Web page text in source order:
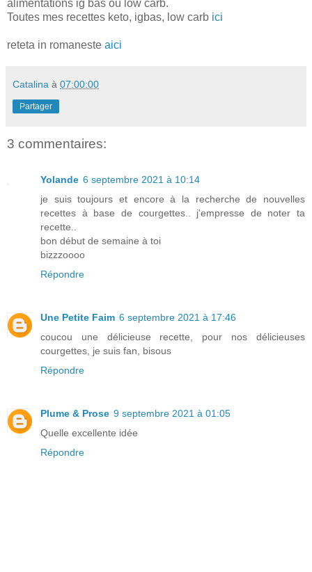
alimentations ig bas ou low carb.
Toutes mes recettes keto, igbas, low carb ici
reteta in romaneste aici
Catalina à 07:00:00
Partager
3 commentaires:
Yolande 6 septembre 2021 à 10:14
je suis toujours et encore à la recherche de nouvelles
recettes à base de courgettes.. j'empresse de noter ta
recette..
bon début de semaine à toi
bizzzoooo
Répondre
Une Petite Faim 6 septembre 2021 à 17:46
coucou une délicieuse recette, pour nos délicieuses
courgettes, je suis fan, bisous
Répondre
Plume & Prose 9 septembre 2021 à 01:05
Quelle excellente idée
Répondre